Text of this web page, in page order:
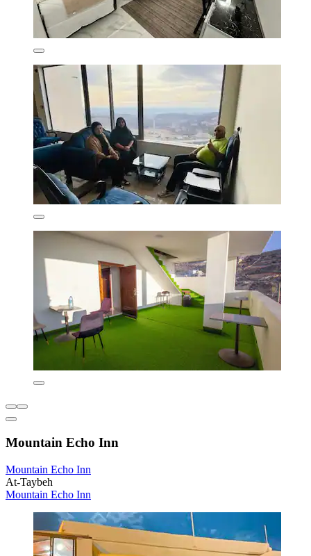
Mountain Echo Inn
Mountain Echo Inn
At-Taybeh
Mountain Echo Inn